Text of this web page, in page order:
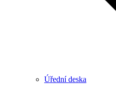
Úřední deska